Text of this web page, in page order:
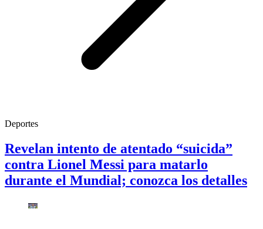
Deportes
Revelan intento de atentado “suicida”
contra Lionel Messi para matarlo
durante el Mundial; conozca los detalles